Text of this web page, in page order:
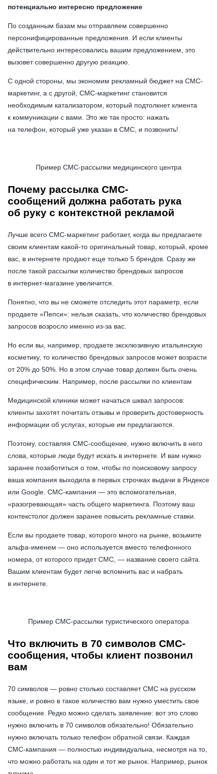
потенциально интересно предложение
По созданным базам мы отправляем совершенно
персонифицированные предложения. И если клиенты
действительно интересовались вашим предложением, это
вызовет совершенно другую реакцию.
С одной стороны, мы экономим рекламный бюджет на СМС-
маркетинг, а с другой, СМС-маркетинг становится
необходимым катализатором, который подтолкнет клиента
к коммуникации с вами. Это же так просто: нажать
на телефон, который уже указан в СМС, и позвонить!
Пример СМС-рассылки медицинского центра
Почему рассылка СМС-
сообщений должна работать рука
об руку с контекстной рекламой
Лучше всего СМС-маркетинг работает, когда вы предлагаете
своим клиентам какой-то оригинальный товар, который, кроме
вас, в интернете продают еще только 5 брендов. Сразу же
после такой рассылки количество брендовых запросов
в интернет-магазине увеличится.
Понятно, что вы не сможете отследить этот параметр, если
продаете «Пепси»: нельзя сказать, что количество брендовых
запросов возросло именно из-за вас.
Но если вы, например, продаете эксклюзивную итальянскую
косметику, то количество брендовых запросов может возрасти
от 20% до 50%. Но в этом случае товар должен быть очень
специфическим. Например, после рассылки по клиентам
Медицинской клиники может начаться шквал запросов:
клиенты захотят почитать отзывы и проверить достоверность
информации об услугах, которые им предлагаются.
Поэтому, составляя СМС-сообщение, нужно включить в него
слова, которые люди будут искать в интернете. И вам нужно
заранее позаботиться о том, чтобы по поисковому запросу
ваша компания выходила в первых строчках выдачи в Яндексе
или Google. СМС-кампания — это вспомогательная,
«разогревающая» часть общего маркетинга. Поэтому ваш
контекстолог должен заранее повысить рекламные ставки.
Если вы продаете товар, которого много на рынке, возьмите
альфа-именем — оно используется вместо телефонного
номера, от которого придет СМС, — название своего сайта.
Вашим клиентам будет легче вспомнить вас и набрать
в интернете.
Пример СМС-рассылки туристического оператора
Что включить в 70 символов СМС-
сообщения, чтобы клиент позвонил
вам
70 символов — ровно столько составляет СМС на русском
языке, и ровно в такое количество вам нужно уместить свое
сообщение. Редко можно сделать заявление: вот это слово
нужно включить в 70 символов обязательно! Обязательно
нужно включать только телефон обратной связи. Каждая
СМС-кампания — полностью индивидуальна, несмотря на то,
что можно работать на один и тот же рынок. Например, рынок